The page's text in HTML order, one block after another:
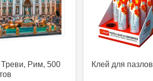
Рим, 500
Клей для пазлов